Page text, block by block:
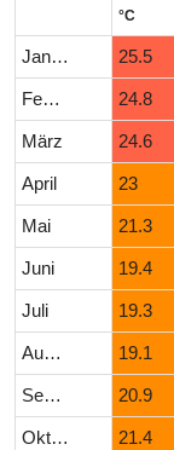
°C
Januar 25.5
Februar 24.8
März 24.6
April 23
Mai 21.3
Juni 19.4
Juli 19.3
August 19.1
September 20.9
Oktober 21.4